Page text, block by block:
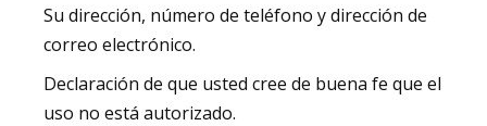
Su dirección, número de teléfono y dirección de
correo electrónico.
Declaración de que usted cree de buena fe que el
uso no está autorizado.